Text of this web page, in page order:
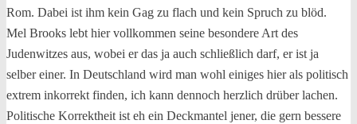
Rom. Dabei ist ihm kein Gag zu flach und kein Spruch zu blöd.
Mel Brooks lebt hier vollkommen seine besondere Art des
Judenwitzes aus, wobei er das ja auch schließlich darf, er ist ja
selber einer. In Deutschland wird man wohl einiges hier als politisch
extrem inkorrekt finden, ich kann dennoch herzlich drüber lachen.
Politische Korrektheit ist eh ein Deckmantel jener, die gern bessere